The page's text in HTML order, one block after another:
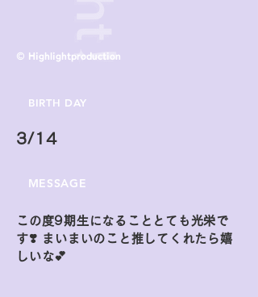
© Highlightproduction
BIRTH DAY
3/14
MESSAGE
この度9期生になることとても光栄で
す❣️ まいまいのこと推してくれたら嬉
しいな💕